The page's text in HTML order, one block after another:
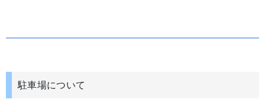
駐車場について